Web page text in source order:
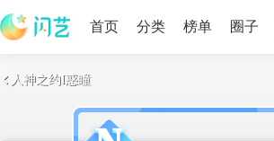
首页 分类 榜单 圈子
 人神之约I惑瞳